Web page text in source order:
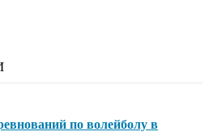
по волейболу в